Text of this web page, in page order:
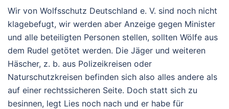
Wir von Wolfsschutz Deutschland e. V. sind noch nicht
klagebefugt, wir werden aber Anzeige gegen Minister
und alle beteiligten Personen stellen, sollten Wölfe aus
dem Rudel getötet werden. Die Jäger und weiteren
Häscher, z. b. aus Polizeikreisen oder
Naturschutzkreisen befinden sich also alles andere als
auf einer rechtssicheren Seite. Doch statt sich zu
besinnen, legt Lies noch nach und er habe für